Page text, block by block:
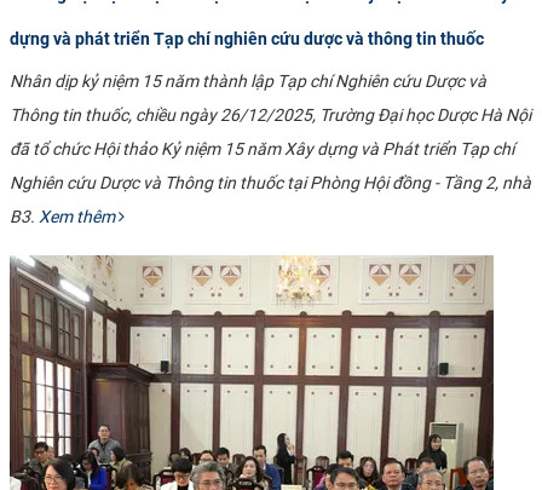
dựng và phát triển Tạp chí nghiên cứu dược và thông tin thuốc
Nhân dịp kỷ niệm 15 năm thành lập Tạp chí Nghiên cứu Dược và
Thông tin thuốc, chiều ngày 26/12/2025, Trường Đại học Dược Hà Nội
đã tổ chức Hội thảo Kỷ niệm 15 năm Xây dựng và Phát triển Tạp chí
Nghiên cứu Dược và Thông tin thuốc tại Phòng Hội đồng - Tầng 2, nhà
B3.Xem thêm